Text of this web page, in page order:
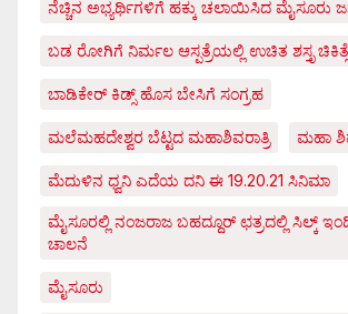
ನೆಚ್ಚಿನ ಅಭ್ಯರ್ಥಿಗಳಿಗೆ ಹಕ್ಕು ಚಲಾಯಿಸಿದ ಮೈಸೂರು
ಬಡ ರೋಗಿಗೆ ನಿರ್ಮಲ ಆಸ್ಪತ್ರೆಯಲ್ಲಿ ಉಚಿತ ಶಸ್ತೃ ಚಿಕಿತ್ಸೆ
ಬಾಡಿಕೇರ್ ಕಿಡ್ಸ್ ಹೊಸ ಬೇಸಿಗೆ ಸಂಗ್ರಹ
ಮಲೆಮಹದೇಶ್ವರ ಬೆಟ್ಟದ ಮಹಾಶಿವರಾತ್ರಿ ಮಹಾ
ಮೆದುಳಿನ ಧ್ವನಿ ಎದೆಯ ದನಿ ಈ 19.20.21 ಸಿನಿಮಾ
ಮೈಸೂರಲ್ಲಿ ನಂಜರಾಜ ಬಹದ್ದೂರ್ ಛತ್ರದಲ್ಲಿ ಸಿಲ್ಕ್
ಚಾಲನೆ
ಮೈಸೂರು